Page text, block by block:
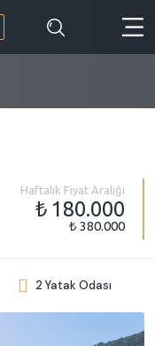
Haftalık Fiyat Aralığı
₺ 180.000
₺ 380.000
2 Yatak Odası